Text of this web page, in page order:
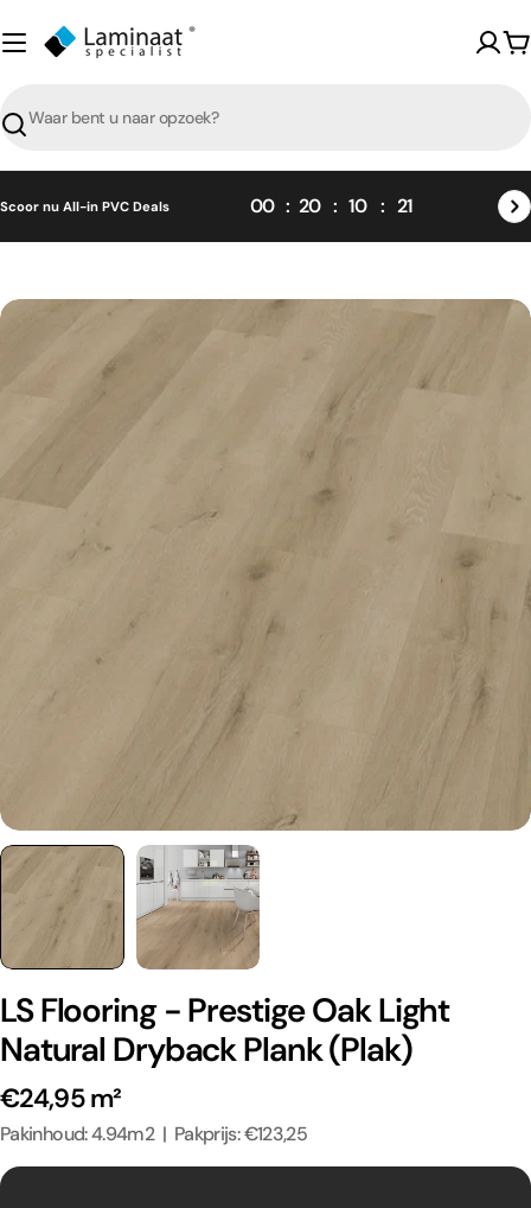
naar
content
Zoeken
Scoor nu All-in PVC Deals 00 20 10 21
Skip
LS Flooring - Prestige Oak Light
Natural Dryback Plank (Plak)
€24,95 m²
Pakinhoud: 4.94m2 | Pakprijs: €123,25